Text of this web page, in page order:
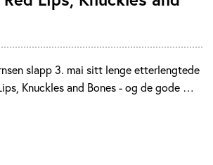
slapp 3. mai sitt lenge etterlengtede
Knuckles and Bones - og de gode …